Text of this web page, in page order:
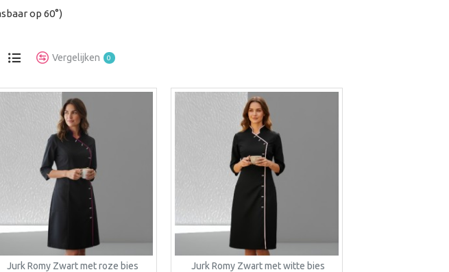
op 60°)
Vergelijken 0
Jurk Romy Zwart met roze bies Jurk Romy Zwart met witte bies